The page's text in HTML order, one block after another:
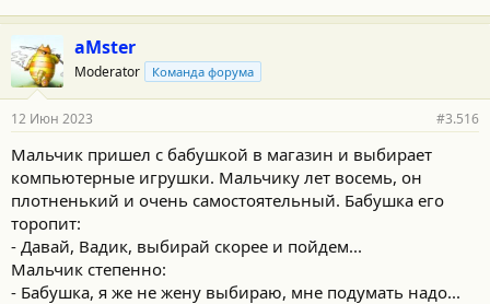
aMster
Moderator Команда форума
12 Июн 2023 #3.516
Мальчик пришел с бабушкой в магазин и выбирает
компьютерные игрушки. Мальчику лет восемь, он
плотненький и очень самостоятельный. Бабушка его
торопит:
- Давай, Вадик, выбирай скорее и пойдем...
Мальчик степенно:
- Бабушка, я же не жену выбираю, мне подумать надо...